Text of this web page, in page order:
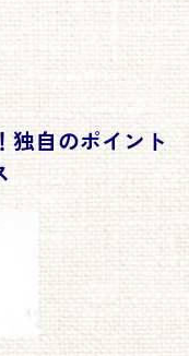
独自のポイント